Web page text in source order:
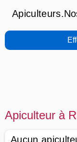
Apiculteur à
Aucun